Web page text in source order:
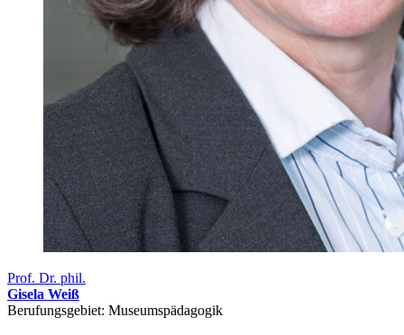
Prof. Dr. phil.
Gisela Weiß
Berufungsgebiet: Museumspädagogik